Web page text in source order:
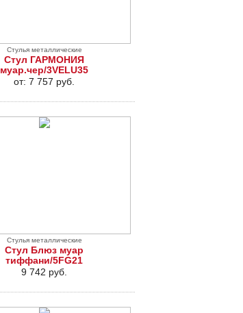
Стулья металлические
Стул ГАРМОНИЯ
муар.чер/3VELU35
от: 7 757 руб.
Стулья металлические
Стул Блюз муар
тиффани/5FG21
9 742 руб.